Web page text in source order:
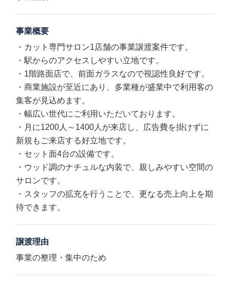
事業概要
・カット専門サロン1店舗の事業譲渡案件です。
・駅からのアクセスしやすい立地です。
・1階路面店で、前面ガラスなので視認性良好です。
・商業施設が至近にあり、多業種が盛業中で利用客の
集客が見込めます。
・幅広い世代にご利用いただいております。
・月に1200人～1400人が来店し、広告費を掛けずに
新規もご来店する好立地です。
・セット面4台の設備です。
・ウッド調のナチュルな内装で、親しみやすい空間の
サロンです。
・スタッフの拡充を行うことで、更なる売上向上を期
待できます。
譲渡理由
事業の整理・集中のため